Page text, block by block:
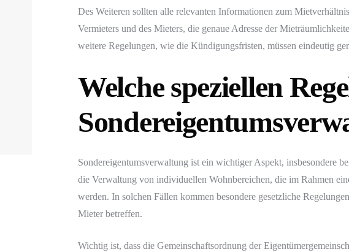
Des Weiteren sollten alle relevanten Informationen zum
Vermieters und des Mieters, die genaue Adresse der
weitere Regelungen, wie die Kündigungsfristen, müssen eindeutig
Welche speziellen
Sondereigentumsverwaltung ist ein wichtiger Aspekt, insbesondere
die Verwaltung von individuellen Wohnbereichen, die im Rahmen
werden. In solchen Fällen kommen besondere gesetzliche
Mieter betreffen.
Wichtig ist, dass die Gemeinschaftsordnung der